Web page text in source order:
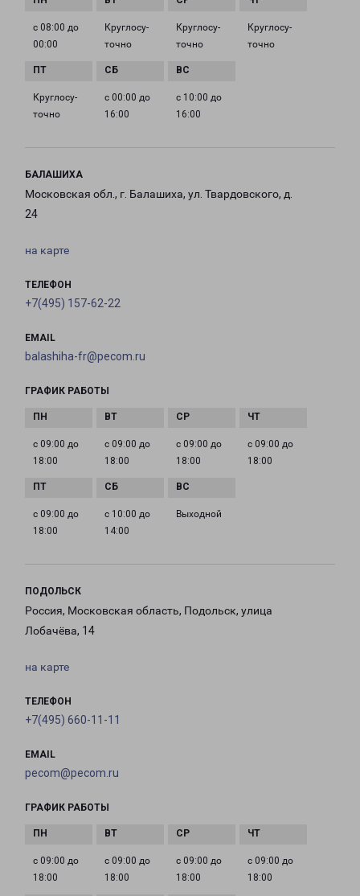
с 08:00 до
00:00
Круглосу­
точно
Круглосу­
точно
Круглосу­
точно
Круглосу­
точно
с 00:00 до
16:00
с 10:00 до
16:00
БАЛАШИХА
Московская обл., г. Балашиха, ул. Твардовского, д.
24
на карте
ТЕЛЕФОН
+7(495) 157-62-22
EMAIL
balashiha-fr@pecom.ru
ГРАФИК РАБОТЫ
с 09:00 до
18:00
с 09:00 до
18:00
с 09:00 до
18:00
с 09:00 до
18:00
с 09:00 до
18:00
с 10:00 до
14:00
Выходной
ПОДОЛЬСК
Россия, Московская область, Подольск, улица
Лобачёва, 14
на карте
ТЕЛЕФОН
+7(495) 660-11-11
EMAIL
pecom@pecom.ru
ГРАФИК РАБОТЫ
с 09:00 до
18:00
с 09:00 до
18:00
с 09:00 до
18:00
с 09:00 до
18:00